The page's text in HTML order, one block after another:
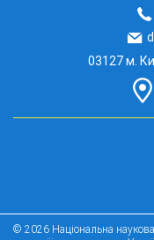
03127 м.
© 2026 Національна наукова